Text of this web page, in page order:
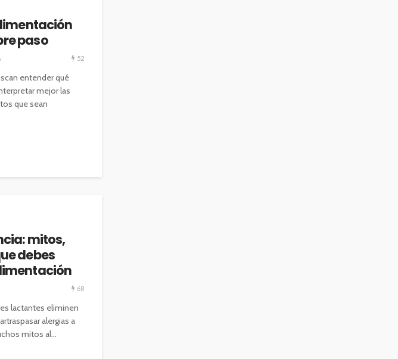
paso
52
entender qué
mejor las
que sean
mitos,
debes
68
lactantes eliminen
alergias a
mitos al...